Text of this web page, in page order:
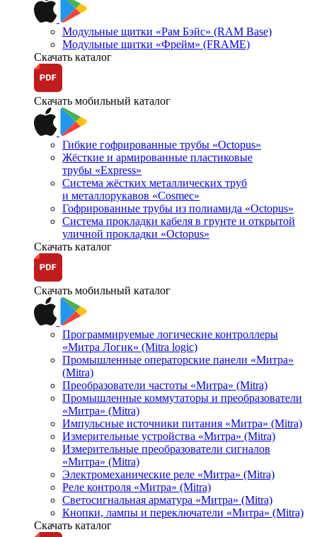
Модульные щитки «Рам Бэйс» (RAM Base)
Модульные щитки «Фрейм» (FRAME)
Скачать каталог
Скачать мобильный каталог
Гибкие гофрированные трубы «Octopus»
Жёсткие и армированные пластиковые
трубы «Express»
Система жёстких металлических труб
и металлорукавов «Cosmec»
Гофрированные трубы из полиамида «Octopus»
Система прокладки кабеля в грунте и открытой
уличной прокладки «Octopus»
Скачать каталог
Скачать мобильный каталог
Программируемые логические контроллеры
«Митра Логик» (Mitra logic)
Промышленные операторские панели «Митра»
(Mitra)
Преобразователи частоты «Митра» (Mitra)
Промышленные коммутаторы и преобразователи
«Митра» (Mitra)
Импульсные источники питания «Митра» (Mitra)
Измерительные устройства «Митра» (Mitra)
Измерительные преобразователи сигналов
«Митра» (Mitra)
Электромеханические реле «Митра» (Mitra)
Реле контроля «Митра» (Mitra)
Светосигнальная арматура «Митра» (Mitra)
Кнопки, лампы и переключатели «Митра» (Mitra)
Скачать каталог